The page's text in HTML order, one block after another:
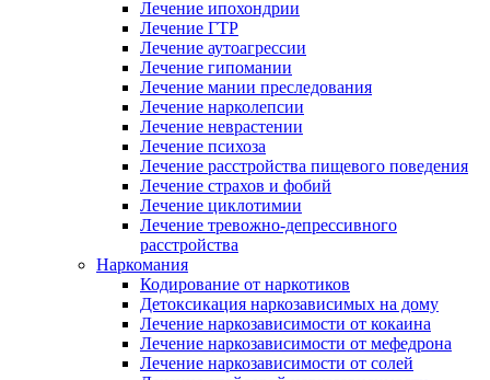
Лечение ипохондрии
Лечение ГТР
Лечение аутоагрессии
Лечение гипомании
Лечение мании преследования
Лечение нарколепсии
Лечение неврастении
Лечение психоза
Лечение расстройства пищевого поведения
Лечение страхов и фобий
Лечение циклотимии
Лечение тревожно-депрессивного
расстройства
Наркомания
Кодирование от наркотиков
Детоксикация наркозависимых на дому
Лечение наркозависимости от кокаина
Лечение наркозависимости от мефедрона
Лечение наркозависимости от солей